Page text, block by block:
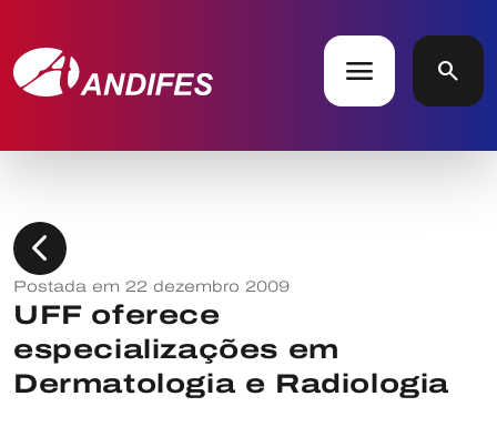
menu search
chevron_left
Postada em 22 dezembro 2009
UFF oferece
especializações em
Dermatologia e Radiologia